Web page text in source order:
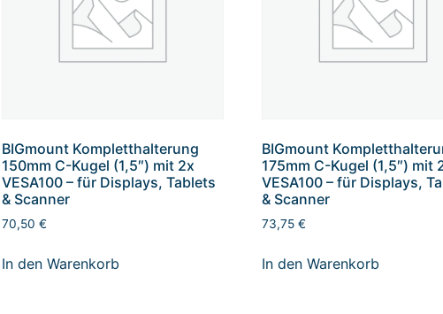
BIGmount Kompletthalterung
150mm C-Kugel (1,5″) mit 2x
VESA100 – für Displays, Tablets
& Scanner
70,50 €
In den Warenkorb
BIGmount
175mm C-Kugel (1,5″) mit
VESA100 – für Displays,
& Scanner
73,75€
In den Warenkorb